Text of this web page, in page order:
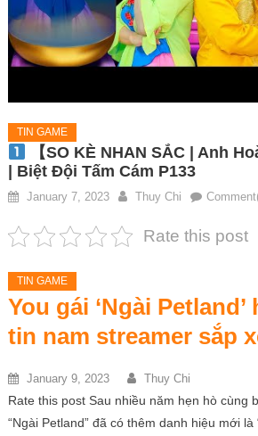
TIN GAME
【SO KÈ NHAN SẮC | Anh
| Biệt Đội Tấm Cám P133
January 7, 2023 Thuy Chi
Rate this post
TIN GAME
You gái ‘Ngài
tin nam streamer sắp
January 9, 2023 Thuy Chi
Rate this post Sau nhiều năm hẹn hò cùng
“Ngài Petland” đã có thêm danh hiệu mới là